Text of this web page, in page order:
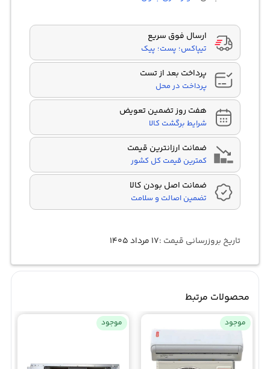
ارسال فوق سریع
تیپاکس؛ پست؛ پیک
پرداخت بعد از تست
پرداخت در محل
هفت روز تضمین تعویض
شرایط برگشت کالا
ضمانت ارزانترین قیمت
کمترین قیمت کل کشور
ضمانت اصل بودن کالا
تضمین اصالت و سلامت
تاریخ بروزرسانی قیمت :۱۷ مرداد ۱۴۰۵
محصولات مرتبط
موجود موجود